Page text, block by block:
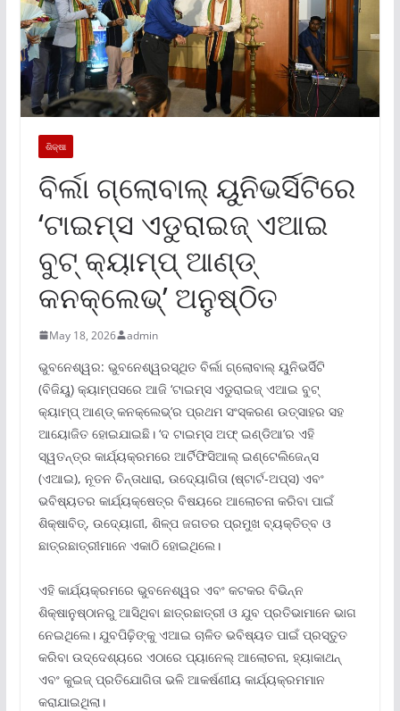
ଶିକ୍ଷା
ବିର୍ଲା ଗ୍ଲୋବାଲ୍ ୟୁନିଭର୍ସିଟିରେ
‘ଟାଇମ୍ସ ଏଡୁରାଇଜ୍ ଏଆଇ
ବୁଟ୍ କ୍ୟାମ୍ପ୍ ଆଣ୍ଡ୍
କନକ୍ଲେଭ୍’ ଅନୁଷ୍ଠିତ
May 18, 2026 admin
ଭୁବନେଶ୍ୱର: ଭୁବନେଶ୍ୱରସ୍ଥିତ ବିର୍ଲା ଗ୍ଲୋବାଲ୍ ୟୁନିଭର୍ସିଟି
(ବିଜିୟୁ) କ୍ୟାମ୍ପସରେ ଆଜି ‘ଟାଇମ୍ସ ଏଡୁରାଇଜ୍ ଏଆଇ ବୁଟ୍
କ୍ୟାମ୍ପ୍ ଆଣ୍ଡ୍ କନକ୍ଲେଭ୍’ର ପ୍ରଥମ ସଂସ୍କରଣ ଉତ୍ସାହର ସହ
ଆୟୋଜିତ ହୋଇଯାଇଛି। ‘ଦ ଟାଇମ୍ସ ଅଫ୍ ଇଣ୍ଡିଆ’ର ଏହି
ସ୍ୱତନ୍ତ୍ର କାର୍ଯ୍ୟକ୍ରମରେ ଆର୍ଟିଫିସିଆଲ୍ ଇଣ୍ଟେଲିଜେନ୍ସ
(ଏଆଇ), ନୂତନ ଚିନ୍ତାଧାରା, ଉଦ୍ୟୋଗିତା (ଷ୍ଟାର୍ଟ-ଅପ୍ସ) ଏବଂ
ଭବିଷ୍ୟତର କାର୍ଯ୍ୟକ୍ଷେତ୍ର ବିଷୟରେ ଆଲୋଚନା କରିବା ପାଇଁ
ଶିକ୍ଷାବିତ୍, ଉଦ୍ୟୋଗୀ, ଶିଳ୍ପ ଜଗତର ପ୍ରମୁଖ ବ୍ୟକ୍ତିତ୍ବ ଓ
ଛାତ୍ରଛାତ୍ରୀମାନେ ଏକାଠି ହୋଇଥିଲେ।
ଏହି କାର୍ଯ୍ୟକ୍ରମରେ ଭୁବନେଶ୍ୱର ଏବଂ କଟକର ବିଭିନ୍ନ
ଶିକ୍ଷାନୁଷ୍ଠାନରୁ ଆସିଥିବା ଛାତ୍ରଛାତ୍ରୀ ଓ ଯୁବ ପ୍ରତିଭାମାନେ ଭାଗ
ନେଇଥିଲେ। ଯୁବପିଢ଼ିଙ୍କୁ ଏଆଇ ଚାଳିତ ଭବିଷ୍ୟତ ପାଇଁ ପ୍ରସ୍ତୁତ
କରିବା ଉଦ୍ଦେଶ୍ୟରେ ଏଠାରେ ପ୍ୟାନେଲ୍ ଆଲୋଚନା, ହ୍ୟାକାଥନ୍
ଏବଂ କୁଇଜ୍ ପ୍ରତିଯୋଗିତା ଭଳି ଆକର୍ଷଣୀୟ କାର୍ଯ୍ୟକ୍ରମମାନ
କରାଯାଇଥିଲା।